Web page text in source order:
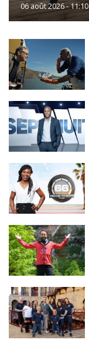
06 août 2026 - 11:10